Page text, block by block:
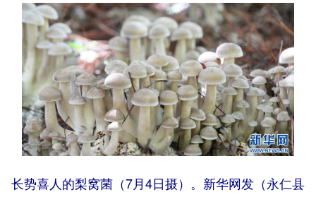
长势喜人的梨窝菌（7月4日摄）。新华网发（永仁县